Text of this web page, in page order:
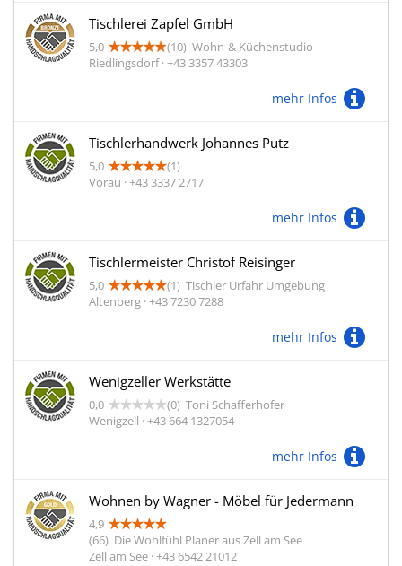
Tischlerei Zapfel GmbH
5,0 (10) Wohn-& Küchenstudio
Riedlingsdorf · +43 3357 43303
mehr Infos
Tischlerhandwerk Johannes Putz
5,0
(1)
Vorau · +43 3337 2717
mehr Infos
Tischlermeister Christof Reisinger
5,0 (1) Tischler Urfahr Umgebung
Altenberg · +43 7230 7288
mehr Infos
Wenigzeller Werkstätte
0,0 (0) Toni Schafferhofer
Wenigzell · +43 664 1327054
mehr Infos
Wohnen by Wagner - Möbel für Jedermann
4,9
(66) Die Wohlfühl Planer aus Zell am See
Zell am See · +43 6542 21012